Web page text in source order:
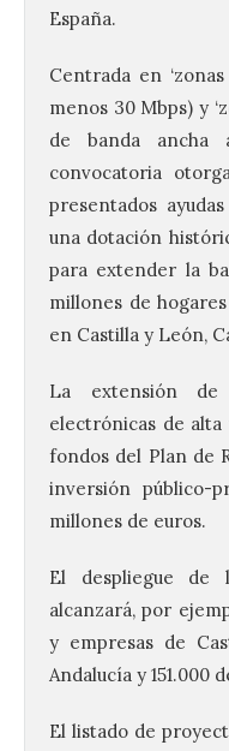
España.
Centrada en
menos 30 Mbps) y
de banda ancha
convocatoria
presentados
una dotación
para extender la
millones de
en Castilla y León,
La extensión de
electrónicas de
fondos del Plan de
inversión público-
millones de euros.
El despliegue de
alcanzará, por
y empresas de
Andalucía y 151.000
El listado de